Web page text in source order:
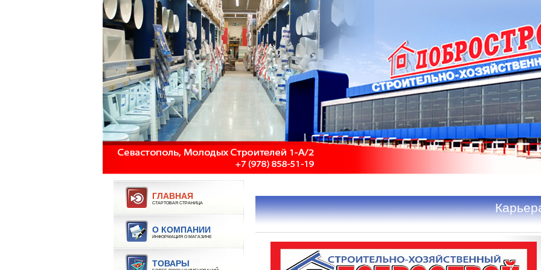
ГЛАВНАЯ
СТАРТОВАЯ СТРАНИЦА
О КОМПАНИИ
ИНФОРМАЦИЯ О МАГАЗИНЕ
ТОВАРЫ